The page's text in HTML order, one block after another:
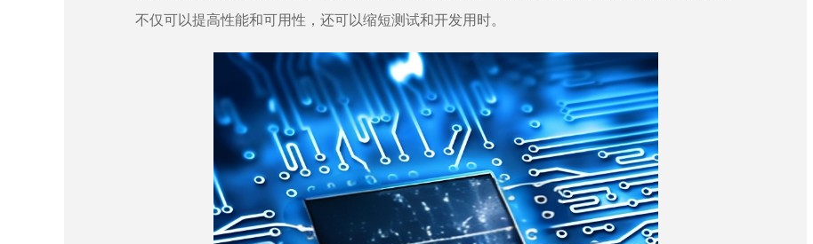
不仅可以提高性能和可用性，还可以缩短测试和开发用时。